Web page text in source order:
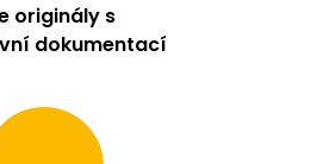
originály s
dokumentací